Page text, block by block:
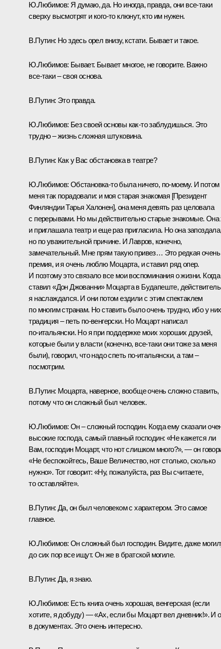
Ю.Любимов: Я думаю, да. Но иногда, правда, они все‑таки
сверху высмотрят и кого‑то клюнут, кто им нужен.
В.Путин: Но здесь орел внизу, кстати. Бывает и такое.
Ю.Любимов: Бывает. Бывает многое, не говорите. Важно
все‑таки – своя основа.
В.Путин: Это правда.
Ю.Любимов: Без своей основы как‑то заблудишься. Это
трудно – жизнь сложная штуковина.
В.Путин: Как у Вас обстановка в театре?
Ю.Любимов: Обстановка‑то была ничего, по‑моему. И потом
меня так порадовали: и моя старая знакомая [Президент
Финляндии Тарья Халонен], она меня девять раз целовала
с перерывами. Но мы действительно старые знакомые. Она
и приглашала театр и еще раз пригласила. Но она
но по уважительной причине. И Лавров, конечно,
замечательный. Мне прям такую привез… Это редкая очень
премия, и я очень люблю Моцарта, и ставил ряд опер.
И поэтому это связало все мои воспоминания о жизни.
ставил «Дон Джованни» Моцарта в Будапеште,
я наслаждался. И они потом ездили с этим спектаклем
по многим странам. Но ставить было очень трудно, ибо у них
традиция – петь по‑венгерски. Но Моцарт написал
по‑итальянски. Но я при поддержке моих хороших друзей,
которые были у власти (конечно, все‑таки они тоже за меня
были), говорил, что надо спеть по‑итальянски, а там –
посмотрим.
В.Путин: Моцарта, наверное, вообще очень сложно ставить,
потому что он сложный был человек.
Ю.Любимов: Он – сложный господин. Когда ему сказали
высокие господа, самый главный господин: «Не кажется ли
Вам, господин Моцарт, что нот слишком много?», — он
«Не беспокойтесь, Ваше Величество, нот столько, сколько
нужно». Тот говорит: «Ну, пожалуйста, раз Вы считаете,
то оставляйте».
В.Путин: Да, он был человеком с характером. Это самое
главное.
Ю.Любимов: Он сложный был господин. Видите, даже
до сих пор все ищут. Он же в братской могиле.
В.Путин: Да, я знаю.
Ю.Любимов: Есть книга очень хорошая, венгерская (если
хотите, я добуду) — «Ах, если бы Моцарт вел дневник!». И
в документах. Это очень интересно.